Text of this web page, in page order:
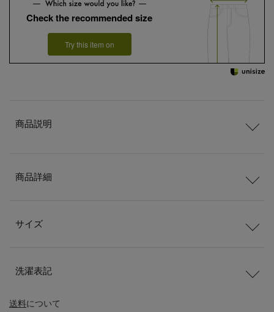
Check the recommended size
Try this item on
送料について
商品説明
商品詳細
サイズ
洗濯表記